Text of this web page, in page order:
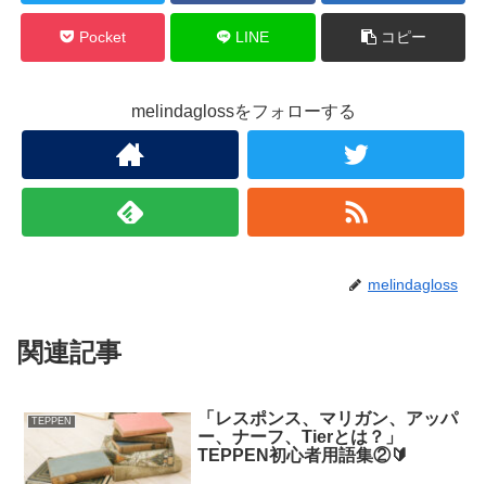
Pocket LINE コピー
melindaglossをフォローする
melindagloss
関連記事
TEPPEN
「レスポンス、マリガン、アッパ
ー、ナーフ、Tierとは？」
TEPPEN初心者用語集②🔰